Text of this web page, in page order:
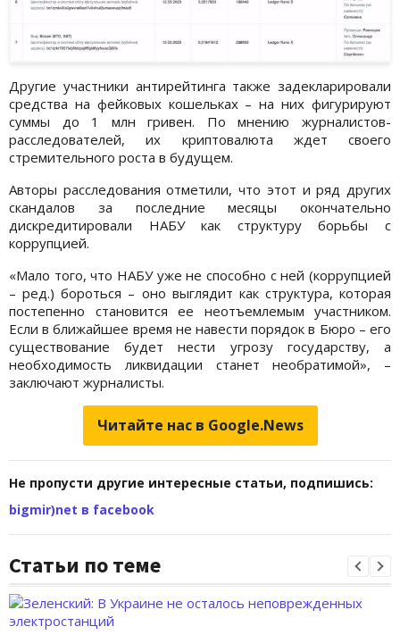
Другие участники антирейтинга также задекларировали
средства на фейковых кошельках – на них фигурируют
суммы до 1 млн гривен. По мнению журналистов-
расследователей, их криптовалюта ждет своего
стремительного роста в будущем.
Авторы расследования отметили, что этот и ряд других
скандалов за последние месяцы окончательно
дискредитировали НАБУ как структуру борьбы с
коррупцией.
«Мало того, что НАБУ уже не способно с ней (коррупцией
– ред.) бороться – оно выглядит как структура, которая
постепенно становится ее неотъемлемым участником.
Если в ближайшее время не навести порядок в Бюро – его
существование будет нести угрозу государству, а
необходимость ликвидации станет необратимой», –
заключают журналисты.
Читайте нас в Google.News
Не пропусти другие интересные статьи, подпишись:
bigmir)net в facebook
Статьи по теме